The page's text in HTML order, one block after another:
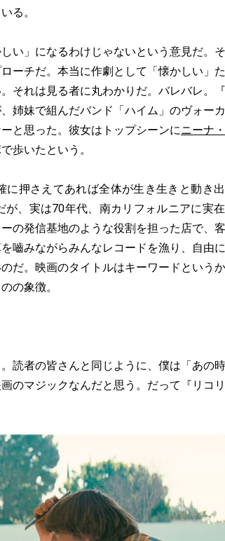
る。
い」になるわけじゃないという意見だ。
ーチだ。本当に作劇として「懐かしい」
それは見る者に丸わかりだ。バレバレ。
姉妹で組んだバンド「ハイム」のヴォー
と思った。彼女はトップシーンにニーナ
歩いたという。
押さえてあれば全体が生き生きと動き
、実は70年代、南カリフォルニアに実
の発信基地のような役割を担った店で、
嚙みながらみんなレコードを漁り、自由
だ。映画のタイトルはキーワードという
の象徴。
読者の皆さんと同じように、僕は「あの
のマジックなんだと思う。だって『リコ